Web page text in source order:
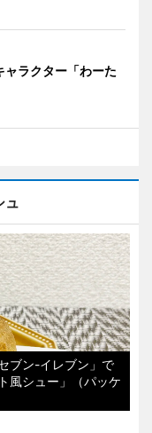
ラクター「わーた
ュ
ブン-イレブン」で
風シュー」（パッケ